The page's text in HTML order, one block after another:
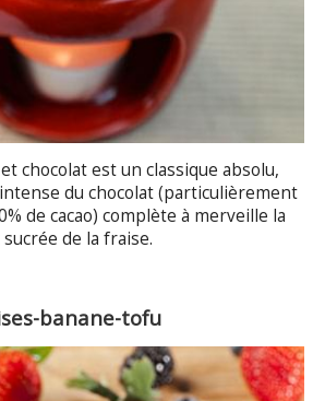
chocolat est un classique absolu,
du chocolat (particulièrement
de cacao) complète à merveille la
de la fraise.
banane-tofu